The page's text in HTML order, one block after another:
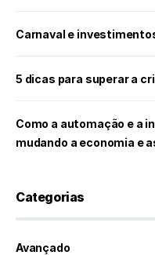
Carnaval e
5 dicas para superar a
Como a automação e a
mudando a economia e
Categorias
Avançado